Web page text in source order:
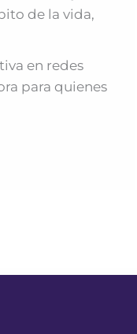
de la vida,
en redes
para quienes